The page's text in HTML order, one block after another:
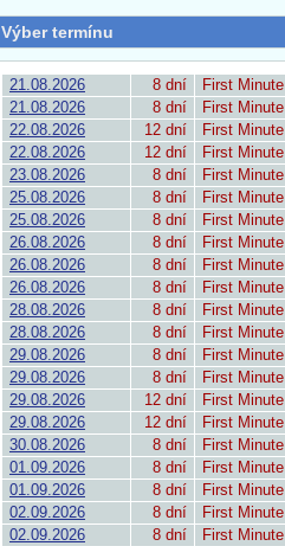
Výber termínu
21.08.2026 8 dní First Minute
21.08.2026
8 dní First Minute
22.08.2026
12 dní First Minute
22.08.2026
12 dní First Minute
23.08.2026
8 dní First Minute
25.08.2026
8 dní First Minute
25.08.2026
8 dní First Minute
26.08.2026
8 dní First Minute
26.08.2026
8 dní First Minute
26.08.2026
8 dní First Minute
28.08.2026
8 dní First Minute
28.08.2026
8 dní First Minute
29.08.2026
8 dní First Minute
29.08.2026
8 dní First Minute
29.08.2026
12 dní First Minute
29.08.2026
12 dní First Minute
30.08.2026
8 dní First Minute
01.09.2026
8 dní First Minute
01.09.2026
8 dní First Minute
02.09.2026
8 dní First Minute
02.09.2026
8 dní First Minute